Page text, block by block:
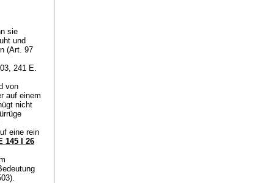
sie
und
(Art. 97
241 E.
von
auf einem
nicht
eine rein
145 I 26